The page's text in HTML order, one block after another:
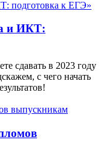
и ИКТ:
сдавать в 2023 году
с чего начать